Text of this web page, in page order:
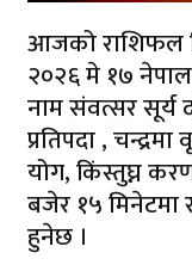
आजको राशिफल
२०२६ मे १७
नाम संवत्सर
प्रतिपदा ,
योग, किंस्तुघ्न
बजेर १५ मिनेटमा
हुनेछ ।